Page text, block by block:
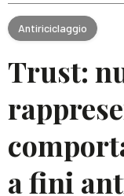
Antiriciclaggio
Trust:
a fini